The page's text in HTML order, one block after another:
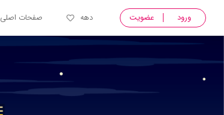
ورود عضویت دهه صفحات اصلی